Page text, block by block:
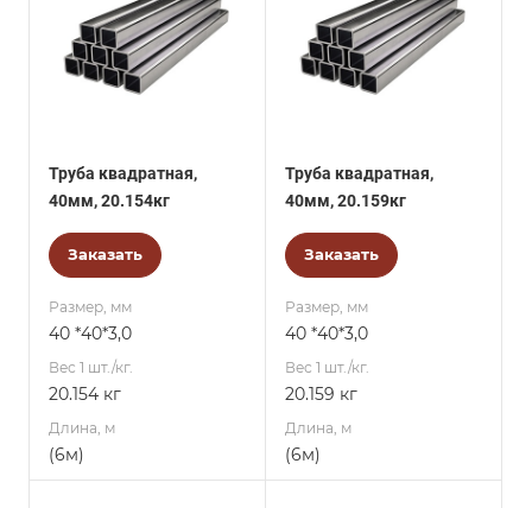
Труба квадратная,
40мм, 20.154кг
Заказать
Размер, мм
40 *40*3,0
Вес 1 шт./кг.
20.154 кг
Длина, м
(6м)
Труба квадратная,
40мм, 20.159кг
Заказать
Размер, мм
40 *40*3,0
Вес 1 шт./кг.
20.159 кг
Длина, м
(6м)